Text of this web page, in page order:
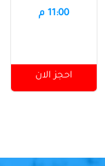
11:00 م
احجز الان